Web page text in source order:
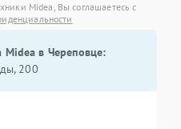
Midea, Вы соглашаетесь с
Midea в Череповце:
200